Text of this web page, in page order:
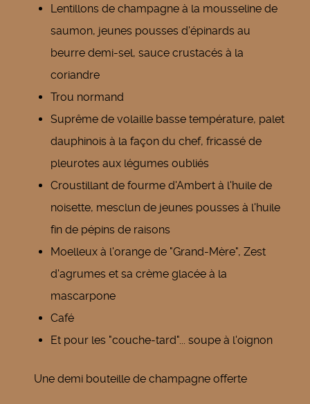
Lentillons de champagne à la mousseline de
saumon, jeunes pousses d'épinards au
beurre demi-sel, sauce crustacés à la
coriandre
Trou normand
Suprême de volaille basse température, palet
dauphinois à la façon du chef, fricassé de
pleurotes aux légumes oubliés
Croustillant de fourme d'Ambert à l'huile de
noisette, mesclun de jeunes pousses à l'huile
fin de pépins de raisons
Moelleux à l'orange de "Grand-Mère", Zest
d'agrumes et sa crème glacée à la
mascarpone
Café
Et pour les "couche-tard"... soupe à l'oignon
Une demi bouteille de champagne offerte